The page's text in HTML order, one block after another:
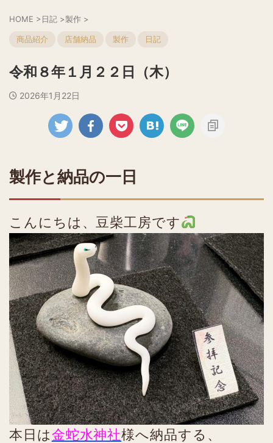
HOME >日記 >製作 >
商品紹介 店舗納品 製作 日記
令和８年１月２２日（木）
2026年1月22日
製作と納品の一日
こんにちは、豆柴工房です
本日は金蛇水神社様へ納品する、